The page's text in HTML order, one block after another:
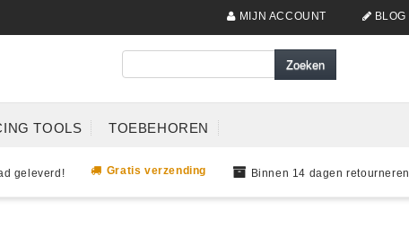
MIJN ACCOUNT BLOG
TOOLS TOEBEHOREN
geleverd! Gratis verzending Binnen 14 dagen retourneren